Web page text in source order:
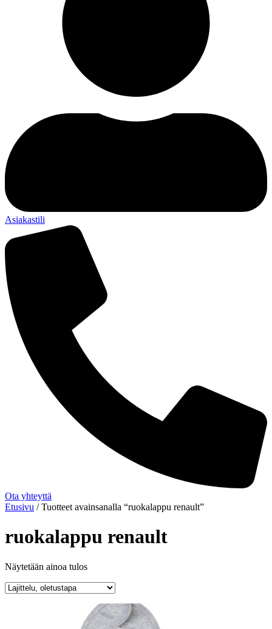
Asiakastili
Ota yhteyttä
Etusivu / Tuotteet avainsanalla “ruokalappu renault”
ruokalappu renault
Näytetään ainoa tulos